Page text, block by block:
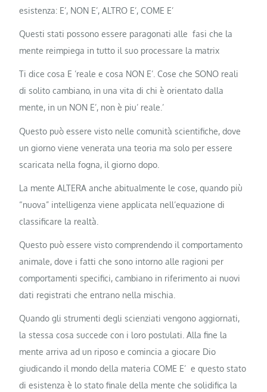
esistenza: E’, NON E’, ALTRO E’, COME E’
Questi stati possono essere paragonati alle fasi che la
mente reimpiega in tutto il suo processare la matrix
Ti dice cosa E ’reale e cosa NON E’. Cose che SONO reali
di solito cambiano, in una vita di chi è orientato dalla
mente, in un NON E’, non è piu’ reale.’
Questo può essere visto nelle comunità scientifiche, dove
un giorno viene venerata una teoria ma solo per essere
scaricata nella fogna, il giorno dopo.
La mente ALTERA anche abitualmente le cose, quando più
“nuova” intelligenza viene applicata nell’equazione di
classificare la realtà.
Questo può essere visto comprendendo il comportamento
animale, dove i fatti che sono intorno alle ragioni per
comportamenti specifici, cambiano in riferimento ai nuovi
dati registrati che entrano nella mischia.
Quando gli strumenti degli scienziati vengono aggiornati,
la stessa cosa succede con i loro postulati. Alla fine la
mente arriva ad un riposo e comincia a giocare Dio
giudicando il mondo della materia COME E’ e questo stato
di esistenza è lo stato finale della mente che solidifica la